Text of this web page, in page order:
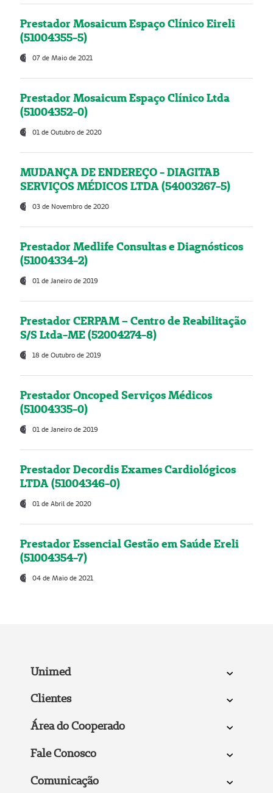
Prestador Mosaicum Espaço Clínico Eireli
(51004355-5)
07 de Maio de 2021
Prestador Mosaicum Espaço Clínico Ltda
(51004352-0)
01 de Outubro de 2020
MUDANÇA DE ENDEREÇO - DIAGITAB
SERVIÇOS MÉDICOS LTDA (54003267-5)
03 de Novembro de 2020
Prestador Medlife Consultas e Diagnósticos
(51004334-2)
01 de Janeiro de 2019
Prestador CERPAM – Centro de Reabilitação
S/S Ltda-ME (52004274-8)
18 de Outubro de 2019
Prestador Oncoped Serviços Médicos
(51004335-0)
01 de Janeiro de 2019
Prestador Decordis Exames Cardiológicos
LTDA (51004346-0)
01 de Abril de 2020
Prestador Essencial Gestão em Saúde Ereli
(51004354-7)
04 de Maio de 2021
Unimed
Clientes
Área do Cooperado
Fale Conosco
Comunicação